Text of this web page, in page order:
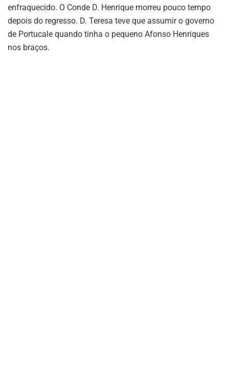
enfraquecido. O Conde D. Henrique morreu pouco tempo
depois do regresso. D. Teresa teve que assumir o governo
de Portucale quando tinha o pequeno Afonso Henriques
nos braços.